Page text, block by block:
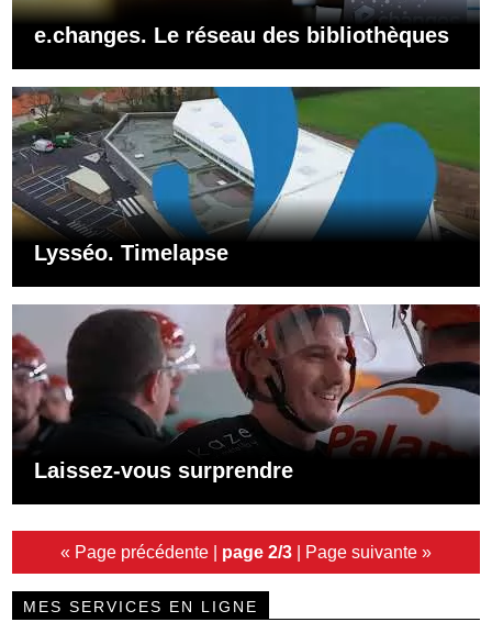
e.changes. Le réseau des bibliothèques
Lysséo. Timelapse
Laissez-vous surprendre
« Page précédente | page 2/3 | Page suivante »
MES SERVICES EN LIGNE